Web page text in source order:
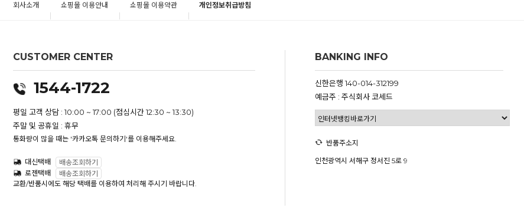
회사소개 쇼핑몰 이용안내 쇼핑몰 이용약관 개인정보취급방침
CUSTOMER CENTER
1544-1722
평일 고객 상담 : 10:00 ~ 17:00 (점심시간 12:30 ~ 13:30)
주말 및 공휴일 : 휴무
통화량이 많을 때는 '카카오톡 문의하기'를 이용해주세요.
대신택배
배송조회하기
로젠택배
배송조회하기
교환/반품시에도 해당 택배를 이용하여 처리해 주시기 바랍니다.
BANKING INFO
신한은행 140-014-312199
예금주 : 주식회사 코세드
반품주소지
인천광역시 서해구 정서진 5로 9